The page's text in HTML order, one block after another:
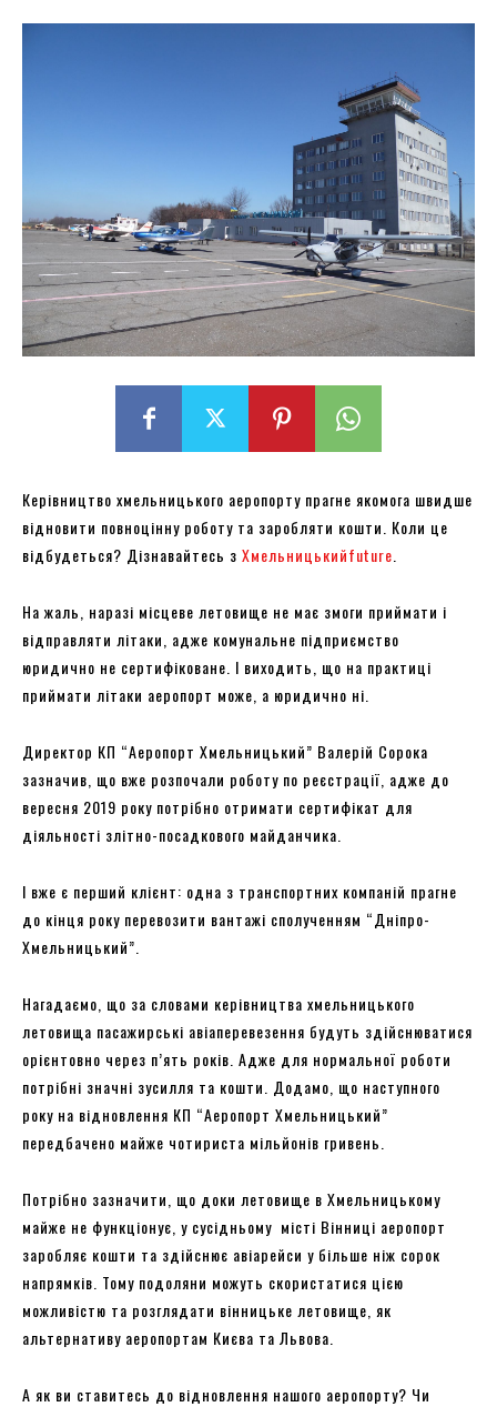
Керівництво хмельницького аеропорту прагне якомога швидше
відновити повноцінну роботу та заробляти кошти. Коли це
відбудеться? Дізнавайтесь з Хмельницькийfuture
На жаль, наразі місцеве летовище не має змоги приймати і
відправляти літаки, адже комунальне підприємство
юридично не сертифіковане. І виходить, що на практиці
приймати літаки аеропорт може, а юридично ні.
Директор КП “Аеропорт Хмельницький” Валерій Сорока
зазначив, що вже розпочали роботу по реєстрації, адже до
вересня 2019 року потрібно отримати сертифікат для
діяльності злітно-посадкового майданчика.
І вже є перший клієнт: одна з транспортних компаній прагне
до кінця року перевозити вантажі сполученням “Дніпро-
Хмельницький”.
Нагадаємо, що за словами керівництва хмельницького
летовища пасажирські авіаперевезення будуть здійснюватися
орієнтовно через п’ять років. Адже для нормальної роботи
потрібні значні зусилля та кошти. Додамо, що наступного
року на відновлення КП “Аеропорт Хмельницький”
передбачено майже чотириста мільйонів гривень.
Потрібно зазначити, що доки летовище в Хмельницькому
майже не функціонує, у сусідньому місті Вінниці аеропорт
заробляє кошти та здійснює авіарейси у більше ніж сорок
напрямків. Тому подоляни можуть скористатися цією
можливістю та розглядати вінницьке летовище, як
альтернативу аеропортам Києва та Львова.
А як ви ставитесь до відновлення нашого аеропорту? Чи